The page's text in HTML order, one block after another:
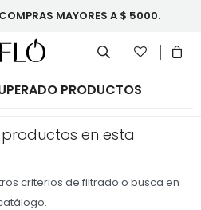
MAYORES A $ 5000.
PRODUCTOS
productos en esta
criterios de filtrado o busca en